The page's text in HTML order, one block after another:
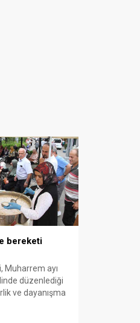
bereketi
Muharrem ayı
düzenlediği
ve dayanışma
3000 kase